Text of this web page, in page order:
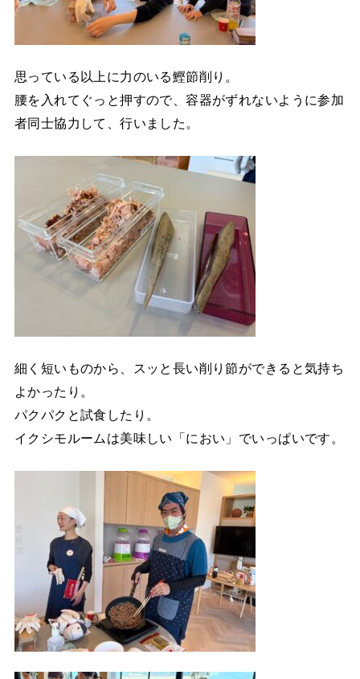
思っている以上に力のいる鰹節削り。
腰を入れてぐっと押すので、容器がずれないように参加
者同士協力して、行いました。
細く短いものから、スッと長い削り節ができると気持ち
よかったり。
パクパクと試食したり。
イクシモルームは美味しい「におい」でいっぱいです。